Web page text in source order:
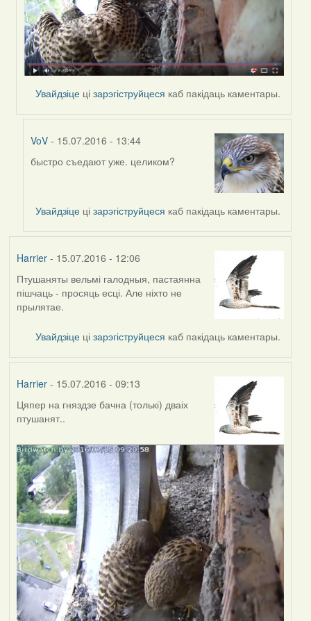
Увайдзіце цізарэгіструйцеся каб пакідаць каментары.
VoV - 15.07.2016 - 13:44
In
by
Gruzdov
быстро съедают уже. целиком?
Увайдзіце цізарэгіструйцеся каб пакідаць каментары.
Harrier- 15.07.2016 - 12:06
Птушаняты вельмі галодныя, пастаянна
пішчаць - просяць есці. Але ніхто не
прылятае.
Увайдзіце цізарэгіструйцеся каб пакідаць каментары.
Harrier- 15.07.2016 - 09:13
Цяпер на гняздзе бачна (толькі) дваіх
птушанят..